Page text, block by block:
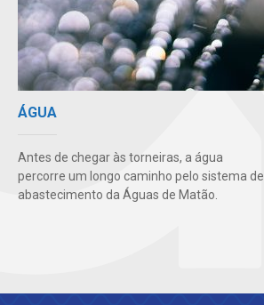
ÁGUA
Antes de chegar às torneiras, a água
percorre um longo caminho pelo sistema de
abastecimento da Águas de Matão.